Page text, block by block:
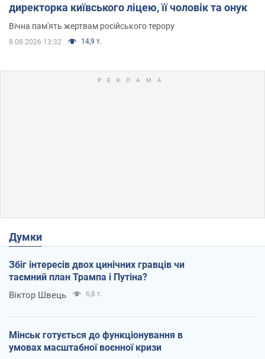
директорка київського ліцею, її чоловік та онук
Вічна пам'ять жертвам російського терору
8.08.2026 13:32 14,9 т.
Думки
Збіг інтересів двох цинічних гравців чи
таємний план Трампа і Путіна?
Віктор Швець 6,8 т.
Мінськ готується до функціонування в
умовах масштабної воєнної кризи